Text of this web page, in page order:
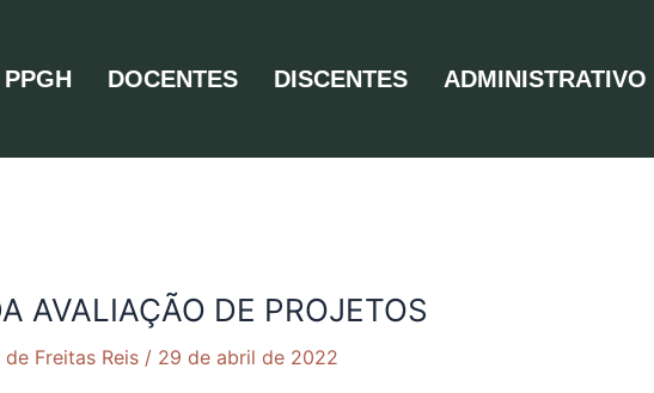
PPGH DOCENTES DISCENTES ADMINISTRATIVO
AVALIAÇÃO DE PROJETOS
Freitas Reis / 29 de abril de 2022